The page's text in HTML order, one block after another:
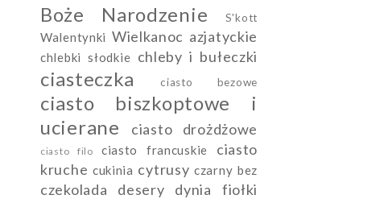
Boże Narodzenie S'kott
Walentynki Wielkanoc azjatyckie
chlebki słodkie chleby i bułeczki
ciasteczka ciasto bezowe
ciasto biszkoptowe i
ucierane
ciasto drożdżowe
ciasto filo ciasto francuskie
ciasto
kruche cukinia cytrusy czarny bez
czekolada desery dynia fiołki